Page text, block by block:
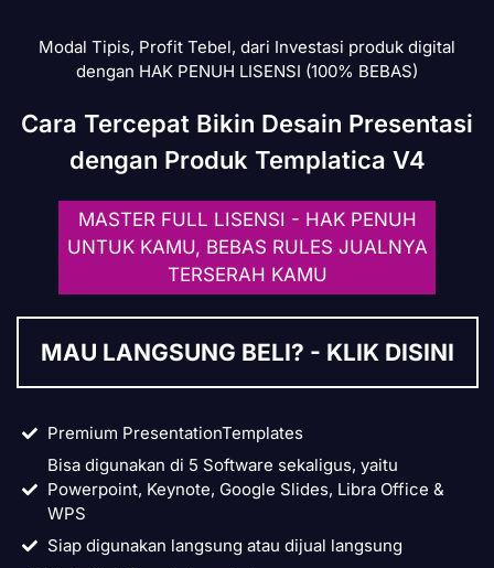
Modal Tipis, Profit Tebel, dari Investasi produk digital
dengan HAK PENUH LISENSI (100% BEBAS)
Cara Tercepat Bikin Desain Presentasi
dengan Produk Templatica V4
MASTER FULL LISENSI - HAK PENUH
UNTUK KAMU, BEBAS RULES JUALNYA
TERSERAH KAMU
MAU LANGSUNG BELI? - KLIK DISINI
Premium PresentationTemplates
Bisa digunakan di 5 Software sekaligus, yaitu
Powerpoint, Keynote, Google Slides, Libra Office &
WPS
Siap digunakan langsung atau dijual langsung
Buyer name telah membeli